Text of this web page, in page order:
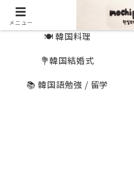
🍽 韓国料理
💐韓国結婚式
📚 韓国語勉強 / 留学
メニュー